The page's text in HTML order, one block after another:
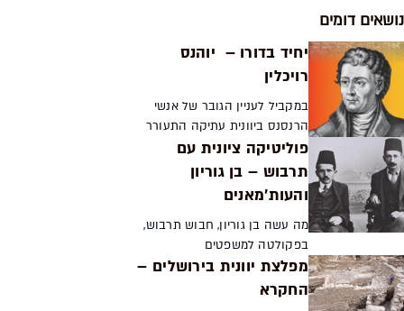
נושאים דומים
יחיד בדורו – יוהנס
רויכלין
במקביל לעניין הגובר של אנשי
הרנסנס ביוונית עתיקה התעורר
עניין גם בעברית. יוהנס רויכלין,
שלאחרונה מלאו 500 שנה למותו,
בלט בין המלומדים הנוצרים
שלמדו עברית. הוא ל...
פוליטיקה ציונית עם
תרבוש – בן גוריון
והעות'מאנים
מה עשה בן גוריון, חבוש תרבוש,
בפקולטה למשפטים
באוניברסיטה של איסטנבול?
בבראשית המאה העשרים האמינו
מפלצת יוונית בירושלים –
החקרא